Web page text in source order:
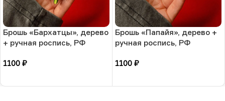
Брошь «Бархатцы», дерево
+ ручная роспись, РФ
1100 ₽
Брошь «Папайя», дерево +
ручная роспись, РФ
1100 ₽